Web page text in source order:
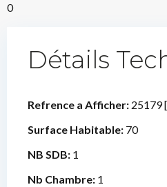
0
Détails
Refrence a Afficher: 25179
Surface Habitable: 70
NB SDB: 1
Nb Chambre: 1